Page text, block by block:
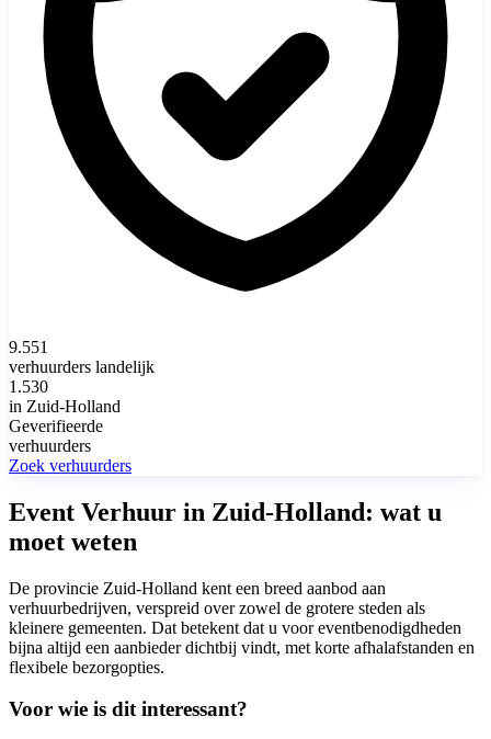
9.551
verhuurders landelijk
1.530
in Zuid-Holland
Geverifieerde
verhuurders
Zoek verhuurders
Event Verhuur in Zuid-Holland: wat u
moet weten
De provincie Zuid-Holland kent een breed aanbod aan
verhuurbedrijven, verspreid over zowel de grotere steden als
kleinere gemeenten. Dat betekent dat u voor eventbenodigdheden
bijna altijd een aanbieder dichtbij vindt, met korte afhalafstanden en
flexibele bezorgopties.
Voor wie is dit interessant?